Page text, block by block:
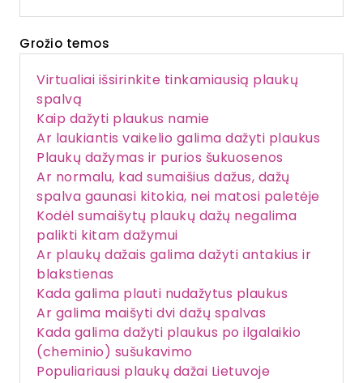
Grožio temos
Virtualiai išsirinkite tinkamiausią plaukų
spalvą
Kaip dažyti plaukus namie
Ar laukiantis vaikelio galima dažyti plaukus
Plaukų dažymas ir purios šukuosenos
Ar normalu, kad sumaišius dažus, dažų
spalva gaunasi kitokia, nei matosi paletėje
Kodėl sumaišytų plaukų dažų negalima
palikti kitam dažymui
Ar plaukų dažais galima dažyti antakius ir
blakstienas
Kada galima plauti nudažytus plaukus
Ar galima maišyti dvi dažų spalvas
Kada galima dažyti plaukus po ilgalaikio
(cheminio) sušukavimo
Populiariausi plaukų dažai Lietuvoje